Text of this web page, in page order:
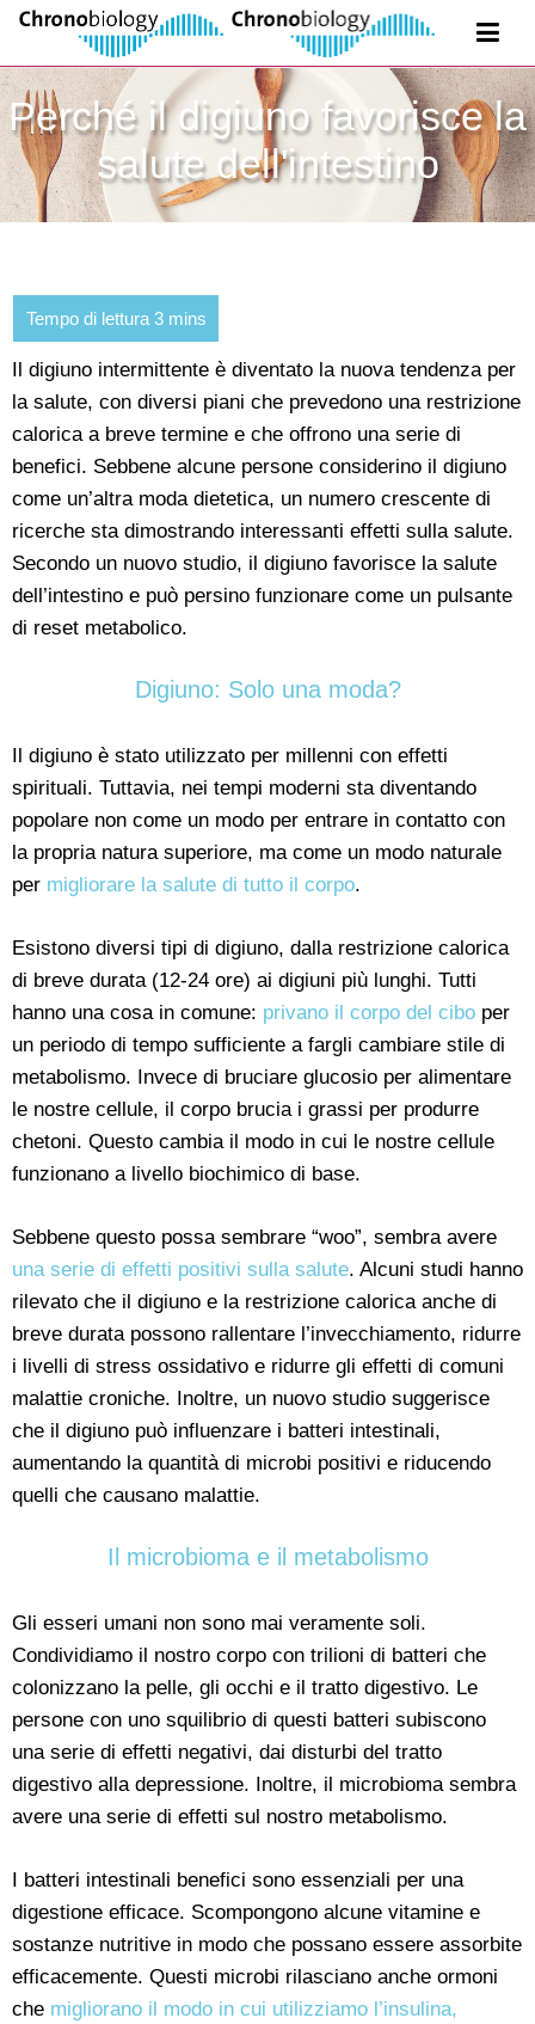
Perché il digiuno favorisce la
salute dell'intestino
Il digiuno intermittente è diventato la nuova tendenza per
la salute, con diversi piani che prevedono una restrizione
calorica a breve termine e che offrono una serie di
benefici. Sebbene alcune persone considerino il digiuno
come un’altra moda dietetica, un numero crescente di
ricerche sta dimostrando interessanti effetti sulla salute.
Secondo un nuovo studio, il digiuno favorisce la salute
dell’intestino e può persino funzionare come un pulsante
di reset metabolico.
Digiuno: Solo una moda?
Il digiuno è stato utilizzato per millenni con effetti
spirituali. Tuttavia, nei tempi moderni sta diventando
popolare non come un modo per entrare in contatto con
la propria natura superiore, ma come un modo naturale
per migliorare la salute di tutto il corpo.
Esistono diversi tipi di digiuno, dalla restrizione calorica
di breve durata (12-24 ore) ai digiuni più lunghi. Tutti
hanno una cosa in comune: privano il corpo del cibo per
un periodo di tempo sufficiente a fargli cambiare stile di
metabolismo. Invece di bruciare glucosio per alimentare
le nostre cellule, il corpo brucia i grassi per produrre
chetoni. Questo cambia il modo in cui le nostre cellule
funzionano a livello biochimico di base.
Sebbene questo possa sembrare “woo”, sembra avere
una serie di effetti positivi sulla salute. Alcuni studi hanno
rilevato che il digiuno e la restrizione calorica anche di
breve durata possono rallentare l’invecchiamento, ridurre
i livelli di stress ossidativo e ridurre gli effetti di comuni
malattie croniche. Inoltre, un nuovo studio suggerisce
che il digiuno può influenzare i batteri intestinali,
aumentando la quantità di microbi positivi e riducendo
quelli che causano malattie.
Il microbioma e il metabolismo
Gli esseri umani non sono mai veramente soli.
Condividiamo il nostro corpo con trilioni di batteri che
colonizzano la pelle, gli occhi e il tratto digestivo. Le
persone con uno squilibrio di questi batteri subiscono
una serie di effetti negativi, dai disturbi del tratto
digestivo alla depressione. Inoltre, il microbioma sembra
avere una serie di effetti sul nostro metabolismo.
I batteri intestinali benefici sono essenziali per una
digestione efficace. Scompongono alcune vitamine e
sostanze nutritive in modo che possano essere assorbite
efficacemente. Questi microbi rilasciano anche ormoni
che migliorano il modo in cui utilizziamo l’insulina,